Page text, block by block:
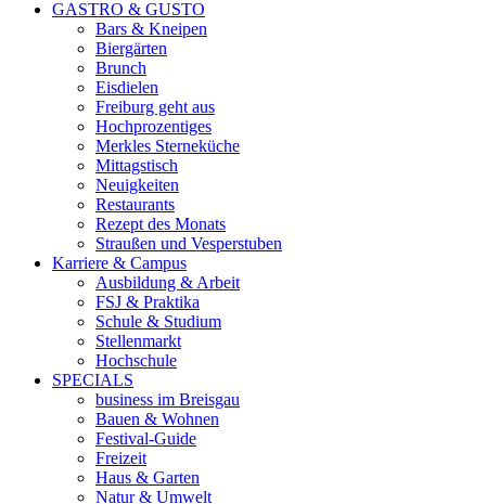
GASTRO & GUSTO
Bars & Kneipen
Biergärten
Brunch
Eisdielen
Freiburg geht aus
Hochprozentiges
Merkles Sterneküche
Mittagstisch
Neuigkeiten
Restaurants
Rezept des Monats
Straußen und Vesperstuben
Karriere & Campus
Ausbildung & Arbeit
FSJ & Praktika
Schule & Studium
Stellenmarkt
Hochschule
SPECIALS
business im Breisgau
Bauen & Wohnen
Festival-Guide
Freizeit
Haus & Garten
Natur & Umwelt